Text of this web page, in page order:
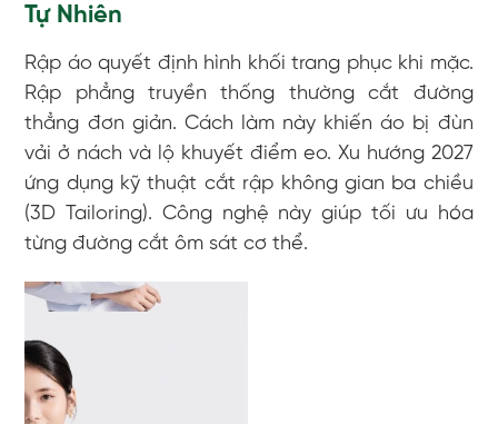
Tự Nhiên
Rập áo quyết định hình khối trang phục khi mặc.
Rập phẳng truyền thống thường cắt đường
thẳng đơn giản. Cách làm này khiến áo bị đùn
vải ở nách và lộ khuyết điểm eo. Xu hướng 2027
ứng dụng kỹ thuật cắt rập không gian ba chiều
(3D Tailoring). Công nghệ này giúp tối ưu hóa
từng đường cắt ôm sát cơ thể.